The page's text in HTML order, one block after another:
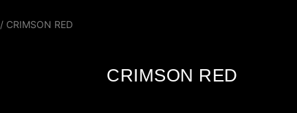
/ CRIMSON RED
CRIMSON RED